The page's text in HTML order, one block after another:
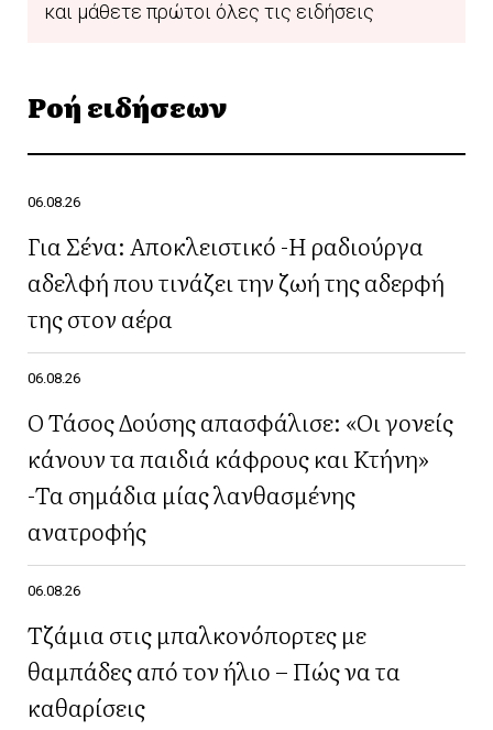
και μάθετε πρώτοι όλες τις ειδήσεις
Ροή ειδήσεων
06.08.26
Για Σένα: Αποκλειστικό -Η ραδιούργα
αδελφή που τινάζει την ζωή της αδερφή
της στον αέρα
06.08.26
Ο Τάσος Δούσης απασφάλισε: «Οι γονείς
κάνουν τα παιδιά κάφρους και Κτήνη»
-Τα σημάδια μίας λανθασμένης
ανατροφής
06.08.26
Τζάμια στις μπαλκονόπορτες με
θαμπάδες από τον ήλιο – Πώς να τα
καθαρίσεις